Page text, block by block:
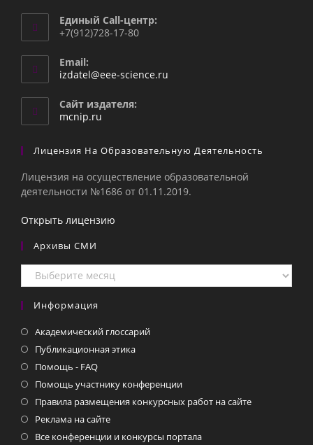
Единый Call-центр:
+7(912)728-17-80
Email:
izdatel@eee-science.ru
Сайт издателя:
mcnip.ru
Лицензия На Образовательную Деятельность
Лицензия на осуществление образовательной
деятельности №1686 от 01.11.2019.
Открыть лицензию
Архивы СМИ
Архивы
СМИ
Информация
Академический глоссарий
Публикационная этика
Помощь - FAQ
Помощь участнику конференции
Правила размещения конкурсных работ на сайте
Реклама на сайте
Все конференции и конкурсы портала